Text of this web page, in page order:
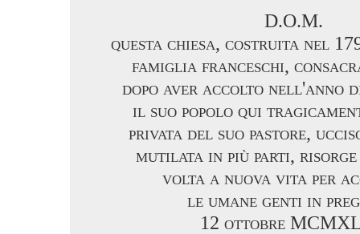
D.O.M.
questa chiesa, costruita nel
famiglia franceschi,
dopo aver accolto nell'anno
il suo popolo qui
privata del suo pastore,
mutilata in più parti,
volta a nuova vita per
le umane genti in
12 ottobre